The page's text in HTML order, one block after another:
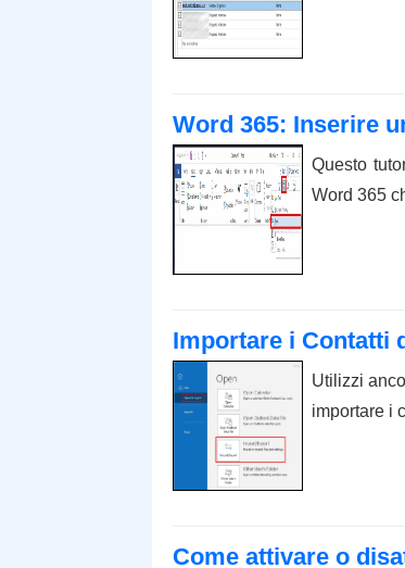
Word 365: Inserire
Questo
Word 365
Importare i Contatti
Utilizzi
importare i
Come attivare o